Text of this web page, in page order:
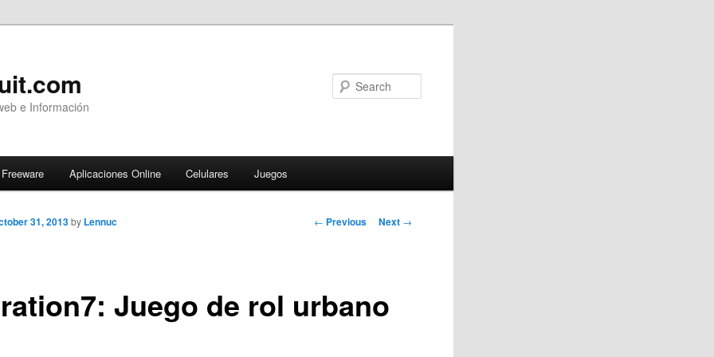
e Información
Freeware Aplicaciones Online Celulares Juegos
Post
← Previous Next →
Juego de rol urbano
31, 2013 by Lennuc